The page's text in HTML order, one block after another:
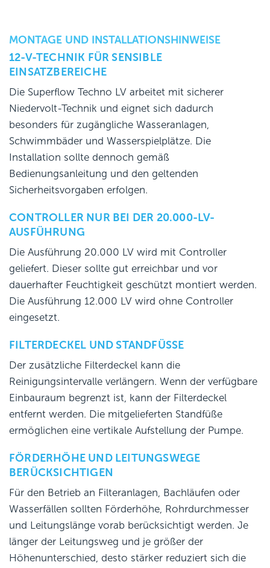
MONTAGE UND INSTALLATIONSHINWEISE
12-V-TECHNIK FÜR SENSIBLE
EINSATZBEREICHE
Die Superflow Techno LV arbeitet mit sicherer
Niedervolt-Technik und eignet sich dadurch
besonders für zugängliche Wasseranlagen,
Schwimmbäder und Wasserspielplätze. Die
Installation sollte dennoch gemäß
Bedienungsanleitung und den geltenden
Sicherheitsvorgaben erfolgen.
CONTROLLER NUR BEI DER 20.000-LV-
AUSFÜHRUNG
Die Ausführung 20.000 LV wird mit Controller
geliefert. Dieser sollte gut erreichbar und vor
dauerhafter Feuchtigkeit geschützt montiert werden.
Die Ausführung 12.000 LV wird ohne Controller
eingesetzt.
FILTERDECKEL UND STANDFÜSSE
Der zusätzliche Filterdeckel kann die
Reinigungsintervalle verlängern. Wenn der verfügbare
Einbauraum begrenzt ist, kann der Filterdeckel
entfernt werden. Die mitgelieferten Standfüße
ermöglichen eine vertikale Aufstellung der Pumpe.
FÖRDERHÖHE UND LEITUNGSWEGE
BERÜCKSICHTIGEN
Für den Betrieb an Filteranlagen, Bachläufen oder
Wasserfällen sollten Förderhöhe, Rohrdurchmesser
und Leitungslänge vorab berücksichtigt werden. Je
länger der Leitungsweg und je größer der
Höhenunterschied, desto stärker reduziert sich die